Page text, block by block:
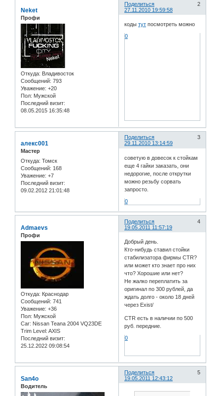
Поделиться
2
27.11.2010 19:59:58
Neket
Профи
Откуда: Владивосток
Сообщений: 793
Уважение: +20
Пол: Мужской
Последний визит:
08.05.2015 16:35:48
кодытут посмотреть можно
0
Поделиться
3
29.11.2010 13:14:59
алекс001
Мастер
Откуда: Томск
Сообщений: 168
Уважение: +7
Последний визит:
09.02.2012 21:01:48
советую в довесок к стойкам
еще 4 гайки заказать, они
недорогие, после открутки
можно резьбу сорвать
запросто.
0
Поделиться
4
19.05.2011 11:57:19
Admaevs
Профи
Откуда: Краснодар
Сообщений: 741
Уважение: +36
Пол: Мужской
Car: Nissan Teana 2004 VQ23DE
Trim Level: AXIS
Последний визит:
25.12.2022 09:08:54
Добрый день.
Кто-нибудь ставил стойки
стабилизатора фирмы CTR?
или может кто знает про них
что? Хорошие или нет?
Не жалко переплатить за
оригинал по 300 рублей, да
ждать долго - около 18 дней
через Exist/
CTR есть в наличии по 500
руб. передние.
0
Поделиться
5
19.05.2011 12:43:12
San4o
Водитель